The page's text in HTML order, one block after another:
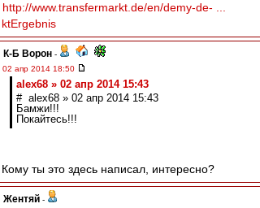
http://www.transfermarkt.de/en/demy-de- ...
ktErgebnis
К-Б Ворон -
02 апр 2014 18:50
alex68 » 02 апр 2014 15:43
# alex68 » 02 апр 2014 15:43
Бамжи!!!
Покайтесь!!!
Кому ты это здесь написал, интересно?
Жентяй -